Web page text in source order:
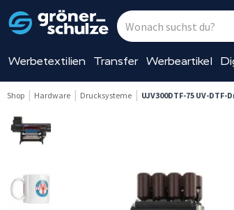
Werbetextilien Transfer Werbeartikel
Shop Hardware Drucksysteme UJV300DTF-75 UV-